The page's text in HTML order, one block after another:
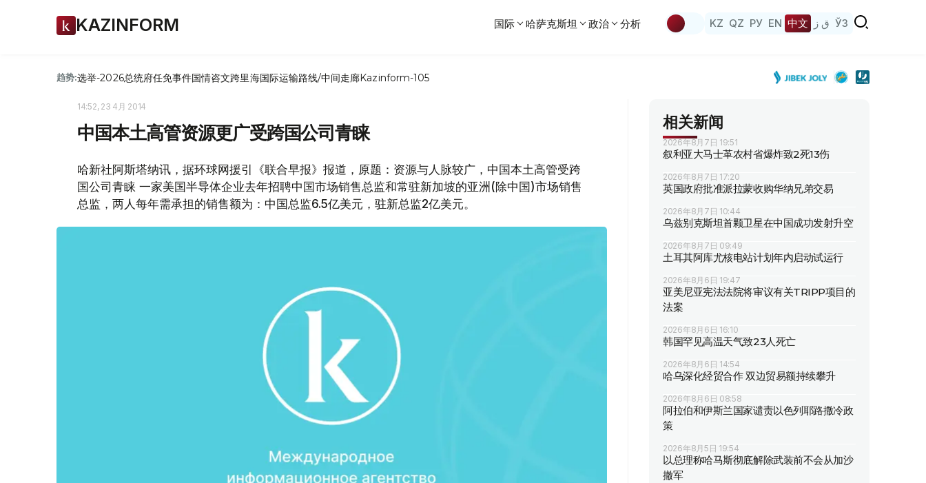
KAZINFORM 国际 哈萨克斯坦 政治 分析 KZ QZ РУ EN 中文 ق ز ЎЗ
趋势:选举-2026总统府任免事件国情咨文跨里海国际运输路线/中间走廊Kazinform-105
14:52, 23 4月 2014
中国本土高管资源更广受跨国公司青睐
哈新社阿斯塔纳讯，据环球网援引《联合早报》报道，原题：资源与人脉较广，中国本土高管受跨
国公司青睐 一家美国半导体企业去年招聘中国市场销售总监和常驻新加坡的亚洲(除中国)市场销售
总监，两人每年需承担的销售额为：中国总监6.5亿美元，驻新总监2亿美元。
相关新闻
2026年8月7日 19:51
叙利亚大马士革农村省爆炸致2死13伤
2026年8月7日 17:20
英国政府批准派拉蒙收购华纳兄弟交易
2026年8月7日 10:44
乌兹别克斯坦首颗卫星在中国成功发射升空
2026年8月7日 09:49
土耳其阿库尤核电站计划年内启动试运行
2026年8月6日 19:47
亚美尼亚宪法法院将审议有关TRIPP项目的
法案
2026年8月6日 16:10
韩国罕见高温天气致23人死亡
2026年8月6日 14:54
哈乌深化经贸合作 双边贸易额持续攀升
2026年8月6日 08:58
阿拉伯和伊斯兰国家谴责以色列耶路撒冷政
策
2026年8月5日 19:54
以总理称哈马斯彻底解除武装前不会从加沙
撤军